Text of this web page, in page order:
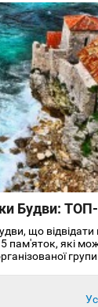
Будви:
що
пам'яток, які